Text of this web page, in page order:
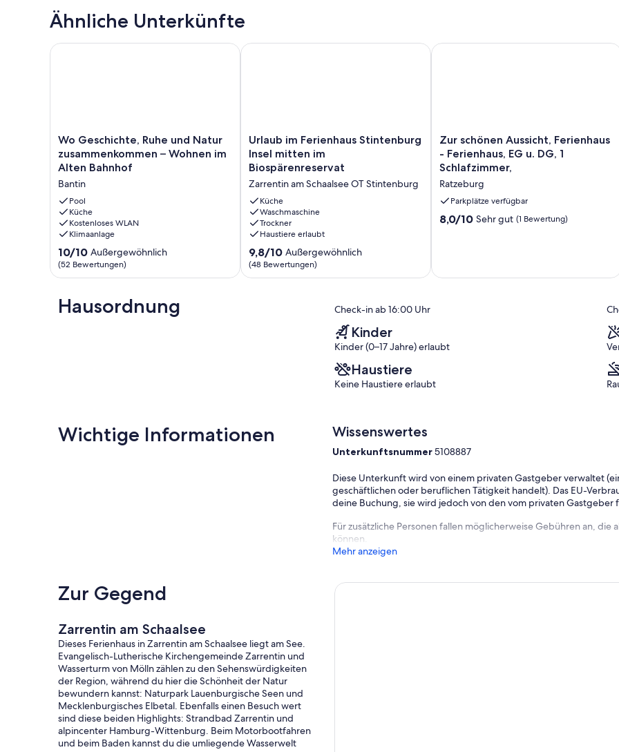
Ähnliche Unterkünfte
Wo
Geschichte,
Ruhe
Natur
zusammenkommen
–
Wohnen
im
Alten
Bahnhof
Bantin
Wo Geschichte, Ruhe und Natur
zusammenkommen – Wohnen im
Alten Bahnhof
Bantin
Pool
Küche
Kostenloses WLAN
Klimaanlage
10.0
von
10,
(52
Bewertungen)
10/10 Außergewöhnlich
(52 Bewertungen)
Wo Geschichte, Ruhe und Natur zusammenkommen – Wohnen im Alten Bahnhof
Urlaub
im
Ferienhaus
Stintenburg
Insel
mitten
im
Biospärenreservat
Zarrentin
am
Schaalsee
OT
Urlaub im Ferienhaus Stintenburg
Insel mitten im
Biospärenreservat
Zarrentin am Schaalsee OT Stintenburg
Küche
Waschmaschine
Trockner
Haustiere erlaubt
9.8
von
10,
9,8/10 Außergewöhnlich
(48 Bewertungen)
Urlaub im Ferienhaus Stintenburg Insel mitten im Biospärenreservat
Zur
schönen
Aussicht,
-
Ferienhaus,
EG
u.
Ratzeburg
Zur schönen Aussicht, Ferienhaus
- Ferienhaus, EG u. DG, 1
Schlafzimmer,
Ratzeburg
Parkplätze verfügbar
8.0
(1
8,0/10 Sehr gut (1 Bewertung)
Zur schönen Aussicht, Ferienhaus -
Hausordnung Check-in ab 16:00 Uhr
Kinder
Kinder (0–17 Jahre) erlaubt
Haustiere
Keine Haustiere erlaubt
Wichtige Informationen Wissenswertes
Unterkunftsnummer5108887
Diese Unterkunft wird von einem privaten Gastgeber verwaltet
geschäftlichen oder beruflichen Tätigkeit handelt). Das EU-
deine Buchung, sie wird jedoch von den vom privaten
Für zusätzliche Personen fallen möglicherweise Gebühren an,
können.
Mehr anzeigen
Zur Gegend
Zarrentin am Schaalsee
Dieses Ferienhaus in Zarrentin am Schaalsee liegt am See.
Evangelisch-Lutherische Kirchengemeinde Zarrentin und
Wasserturm von Mölln zählen zu den Sehenswürdigkeiten
der Region, während du hier die Schönheit der Natur
bewundern kannst: Naturpark Lauenburgische Seen und
Mecklenburgisches Elbetal. Ebenfalls einen Besuch wert
sind diese beiden Highlights: Strandbad Zarrentin und
alpincenter Hamburg-Wittenburg. Beim Motorbootfahren
und beim Baden kannst du die umliegende Wasserwelt